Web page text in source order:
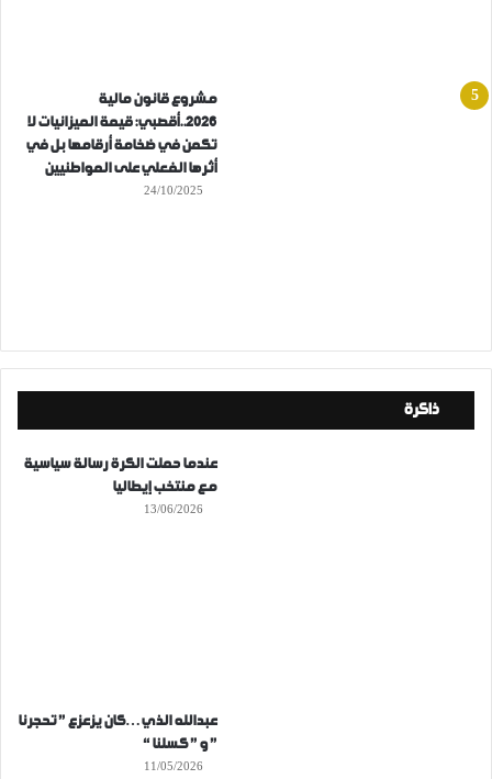
مشروع قانون مالية
2026..أقصبي: قيمة الميزانيات لا
تكمن في ضخامة أرقامها بل في
أثرها الفعلي على المواطنيين
24/10/2025
ذاكرة
عندما حملت الكرة رسالة سياسية
مع منتخب إيطاليا
13/06/2026
عبدالله الذي…كان يزعزع ” تحجرنا
” و ” كسلنا “
11/05/2026